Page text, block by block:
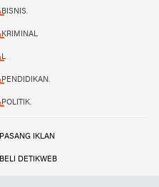
BISNIS.
KRIMINAL
L
PENDIDIKAN.
POLITIK.
PASANG IKLAN
BELI DETIKWEB